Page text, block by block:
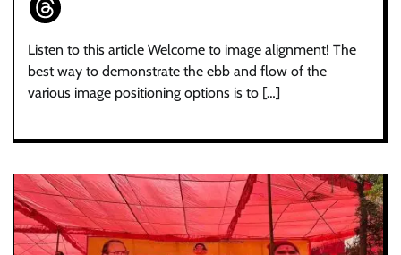
Listen to this article Welcome to image alignment! The
best way to demonstrate the ebb and flow of the
various image positioning options is to […]